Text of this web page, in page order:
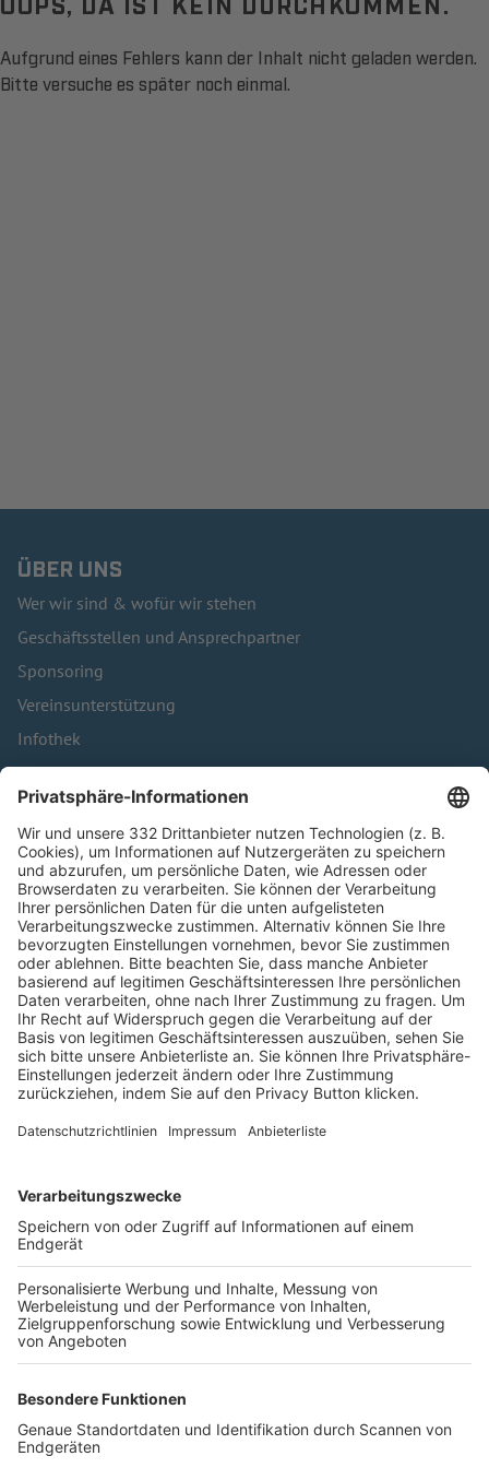
Aufgrund eines Fehlers kann der Inhalt nicht geladen werden.
Bitte versuche es später noch einmal.
ÜBER UNS
Wer wir sind & wofür wir stehen
Geschäftsstellen und Ansprechpartner
Sponsoring
Vereinsunterstützung
Infothek
Kontakt
HÄUFIG BESUCHTE SEITEN
Pässe und Vereinswechsel
Trainerausbildung
Schulungsangebot Vereinsmitarbeiter
BFV-Geschäftsstellen
Trainerbörse
Login SpielPlus
FOLGE DEM BFV
TOP-VEREINE
TOP-PARTNER